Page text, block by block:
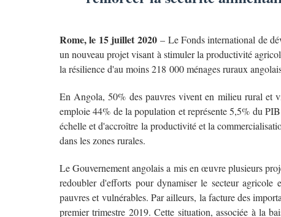
Rome, le 15 juillet 2020– Le Fonds international de
un nouveau projet visant à stimuler la productivité
la résilience d'au moins 218 000 ménages ruraux
En Angola, 50% des pauvres vivent en milieu rural et
emploie 44% de la population et représente 5,5% du
échelle et d'accroître la productivité et la
dans les zones rurales.
Le Gouvernement angolais a mis en œuvre plusieurs
redoubler d'efforts pour dynamiser le secteur agricole
pauvres et vulnérables. Par ailleurs, la facture des
premier trimestre 2019. Cette situation, associée à la